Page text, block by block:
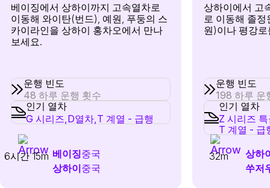
베이징에서 상하이까지 고속열차로
이동해 와이탄(번드), 예원, 푸둥의 스
카이라인을 상하이 홍차오에서 만나
보세요.
운행 빈도
48 하루 운행 횟수
인기 열차
G 시리즈, D열차, T 계열 - 급행
베이징중국
6시간 15m
상하이중국
상하이에서 고
로 이동해 졸
원)이나 평강
운행 빈도
198 하루 운
인기 열차
Z 시리즈
T 계열 - 급
상하
32m
쑤저